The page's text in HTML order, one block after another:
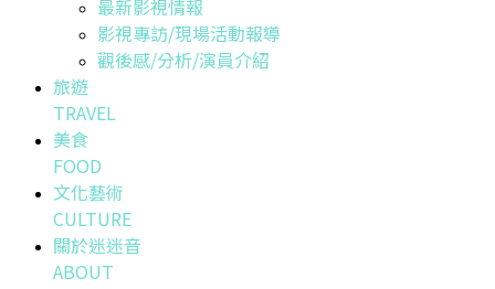
最新影視情報
影視專訪/現場活動報導
觀後感/分析/演員介紹
旅遊
TRAVEL
美食
FOOD
文化藝術
CULTURE
關於迷迷音
ABOUT